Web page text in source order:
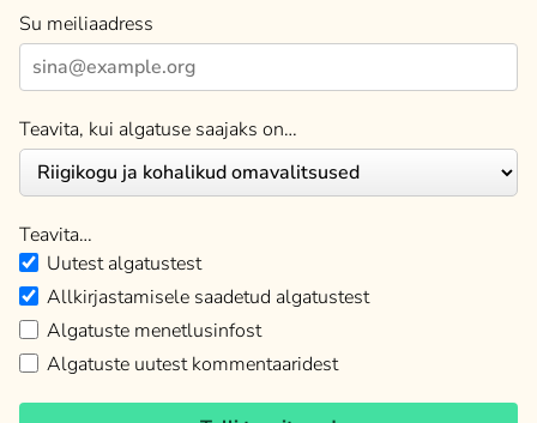
Su meiliaadress
Teavita, kui algatuse saajaks on…
Teavita…
Uutest algatustest
Allkirjastamisele saadetud algatustest
Algatuste menetlusinfost
Algatuste uutest kommentaaridest